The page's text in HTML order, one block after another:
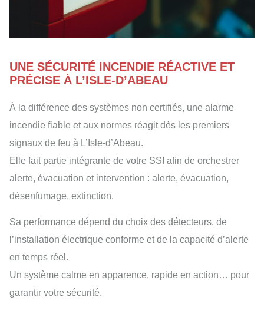
UNE SÉCURITÉ INCENDIE RÉACTIVE ET
PRÉCISE À L’ISLE-D’ABEAU
À la différence des systèmes non certifiés, une alarme
incendie fiable et aux normes réagit dès les premiers
signaux de feu à L’Isle-d’Abeau.
Elle fait partie intégrante de votre SSI afin de orchestrer
alerte, évacuation et intervention : alerte, évacuation,
désenfumage, extinction.
Sa performance dépend du choix des détecteurs, de
l’installation électrique conforme et de la capacité d’alerte
en temps réel.
Un système calme en apparence, rapide en action… pour
garantir votre sécurité.